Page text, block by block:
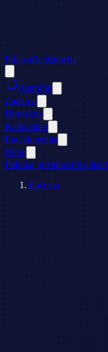
PrijavaRegistracija
AstroPut
Znakovi
Horoskop
Kalkulatori
Enciklopedija
Nebo
Politika privatnostiKontakt
Početna